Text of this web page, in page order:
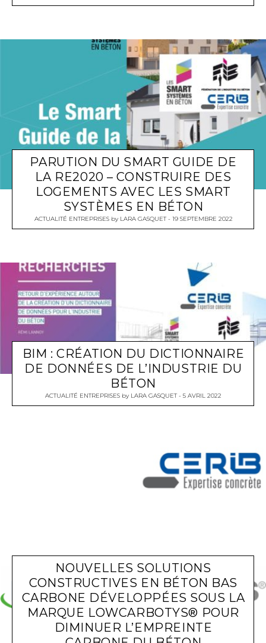
PARUTION DU SMART GUIDE DE
LA RE2020 – CONSTRUIRE DES
LOGEMENTS AVEC LES SMART
SYSTÈMES EN BÉTON
ACTUALITÉ ENTREPRISESby LARA GASQUET 19 SEPTEMBRE 2022
BIM : CRÉATION DU DICTIONNAIRE
DE DONNÉES DE L’INDUSTRIE DU
BÉTON
ACTUALITÉ ENTREPRISES by LARA GASQUET 5 AVRIL 2022
NOUVELLES SOLUTIONS
CONSTRUCTIVES EN BÉTON BAS
CARBONE DÉVELOPPÉES SOUS LA
MARQUE LOWCARBOTYS® POUR
DIMINUER L’EMPREINTE